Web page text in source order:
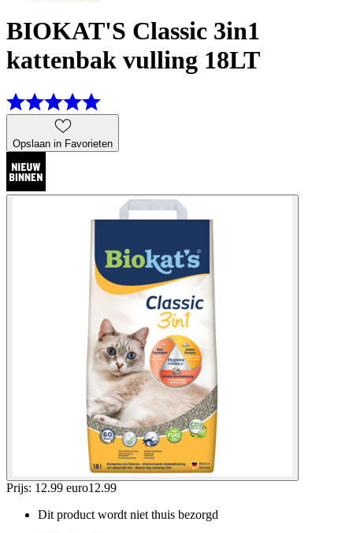
BIOKAT'S Classic 3in1
kattenbak vulling 18LT
Opslaan in Favorieten
Prijs: 12.99 euro12.99
Dit product wordt niet thuis bezorgd